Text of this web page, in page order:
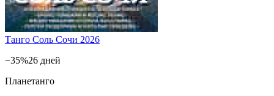
Танго Соль Сочи 2026
−35%26 дней
Планетанго